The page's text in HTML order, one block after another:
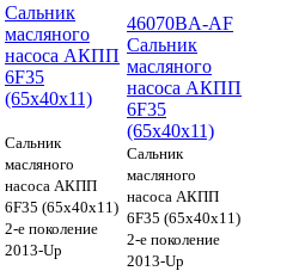
Сальник
масляного
насоса АКПП
6F35
(65х40х11)
Сальник
масляного
насоса АКПП
6F35 (65х40х11)
2-е поколение
2013-Up
46070BA-AF
Сальник
масляного
насоса АКПП
6F35
(65х40х11)
Сальник
масляного
насоса АКПП
6F35 (65х40х11)
2-е поколение
2013-Up